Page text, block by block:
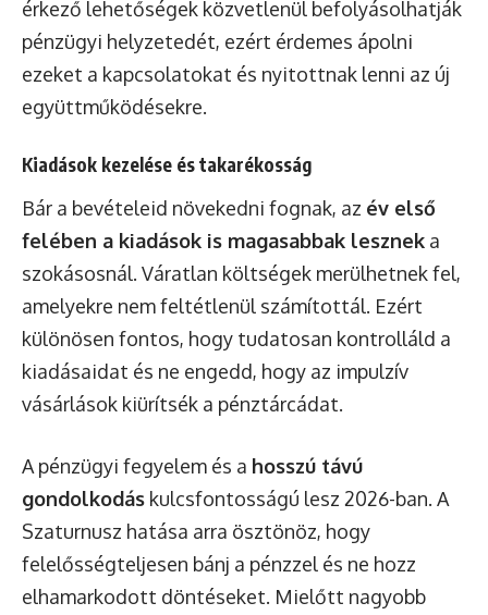
érkező lehetőségek közvetlenül befolyásolhatják
pénzügyi helyzetedét, ezért érdemes ápolni
ezeket a kapcsolatokat és nyitottnak lenni az új
együttműködésekre.
Kiadások kezelése és takarékosság
Bár a bevételeid növekedni fognak, az év első
felében a kiadások is magasabbak lesznek a
szokásosnál. Váratlan költségek merülhetnek fel,
amelyekre nem feltétlenül számítottál. Ezért
különösen fontos, hogy tudatosan kontrolláld a
kiadásaidat és ne engedd, hogy az impulzív
vásárlások kiürítsék a pénztárcádat.
A pénzügyi fegyelem és a hosszú távú
gondolkodás kulcsfontosságú lesz 2026-ban. A
Szaturnusz hatása arra ösztönöz, hogy
felelősségteljesen bánj a pénzzel és ne hozz
elhamarkodott döntéseket. Mielőtt nagyobb